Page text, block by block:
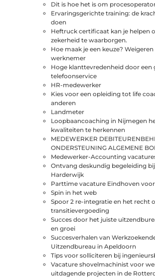
Dit is hoe het is om
Ervaringsgerichte training: de
doen
Heftruck certificaat kan je helpen
zekerheid te waarborgen.
Hoe maak je een keuze?
werknemer
Hoge klanttevredenheid door een
telefoonservice
HR-medewerker
Kies voor een opleiding tot life
anderen
Landmeter
Loopbaancoaching in Nijmegen
kwaliteiten te herkennen
MEDEWERKER
ONDERSTEUNING ALGEMENE
Medewerker-Accounting
Ontvang deskundig begeleiding
Harderwijk
Parttime vacature Eindhoven
Spin in het web
Spoor 2 re-integratie en het recht
transitievergoeding
Succes door het juiste
en groei
Succesverhalen van
Uitzendbureau in Apeldoorn
Tips voor solliciteren bij
Vacature shovelmachinist voor
uitdagende projecten in de